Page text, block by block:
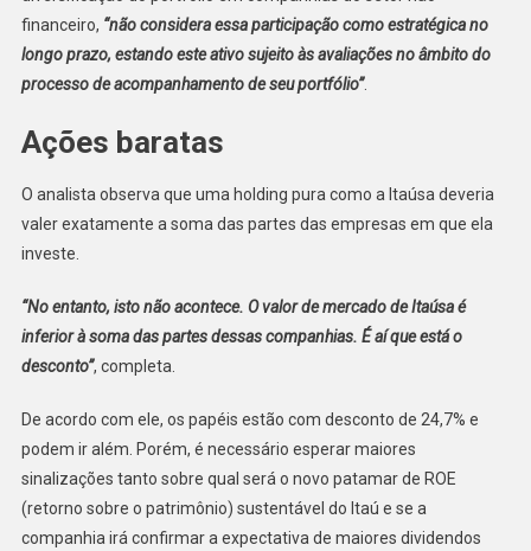
financeiro, “não considera essa participação como estratégica no
longo prazo, estando este ativo sujeito às avaliações no âmbito do
processo de acompanhamento de seu portfólio”.
Ações baratas
O analista observa que uma holding pura como a Itaúsa deveria
valer exatamente a soma das partes das empresas em que ela
investe.
“No entanto, isto não acontece. O valor de mercado de Itaúsa é
inferior à soma das partes dessas companhias. É aí que está o
desconto”, completa.
De acordo com ele, os papéis estão com desconto de 24,7% e
podem ir além. Porém, é necessário esperar maiores
sinalizações tanto sobre qual será o novo patamar de ROE
(retorno sobre o patrimônio) sustentável do Itaú e se a
companhia irá confirmar a expectativa de maiores dividendos